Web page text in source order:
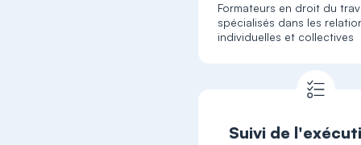
Formateurs en droit du
spécialisés dans les
individuelles et collectives
Suivi de